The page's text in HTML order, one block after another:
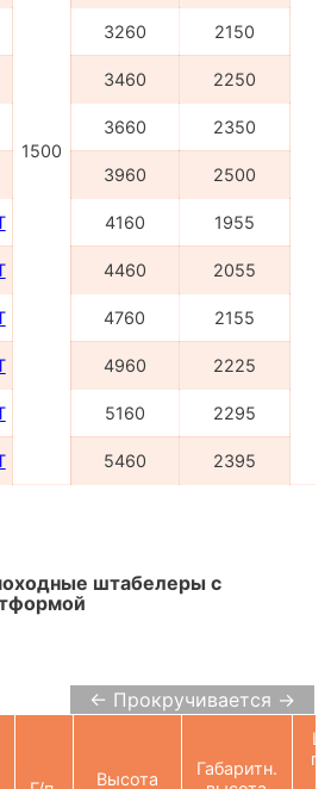
1500
3260 2150
3460 2250
3660 2350
3960 2500
4160 1955
4460 2055
4760 2155
4960 2225
5160 2295
5460 2395
штабелеры с
← Прокручивается →
Высота
Габаритн.